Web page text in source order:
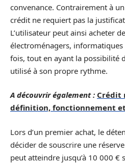
convenance. Contrairement à
crédit ne requiert pas la
L’utilisateur peut ainsi acheter
électroménagers,
fois, tout en ayant la possibilité
utilisé à son propre rythme.
A découvrir également : Crédit
définition, fonctionnement
Lors d’un premier achat, le
décider de souscrire une
peut atteindre jusqu’à 10 000 €